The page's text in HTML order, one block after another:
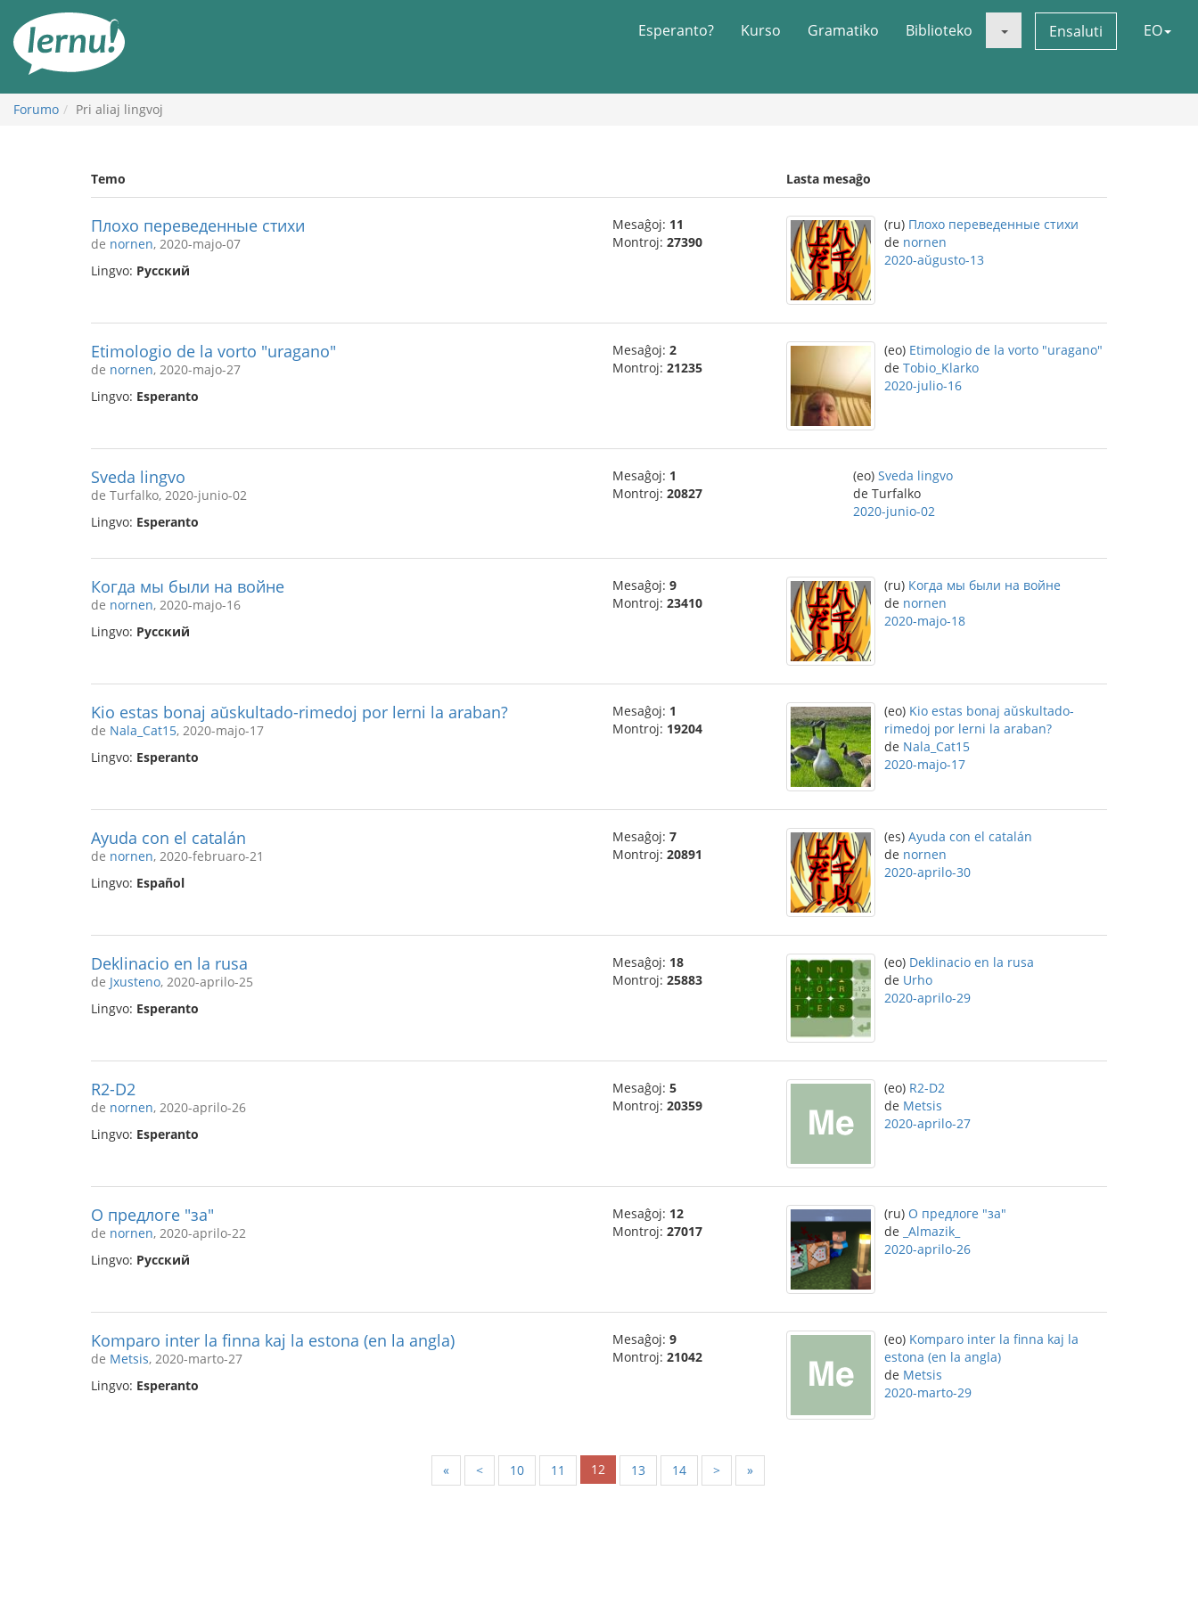
enhavo
Esperanto? Kurso Gramatiko Biblioteko Ensaluti EO
Forumo Pri aliaj lingvoj
Temo Lasta mesaĝo
Плохо переведенные стихи
de nornen, 2020-majo-07
Lingvo: Русский
Mesaĝoj: 11
Montroj: 27390
(ru) Плохо переведенные стихи
de nornen
2020-aŭgusto-13
Etimologio de la vorto "uragano"
de nornen, 2020-majo-27
Lingvo: Esperanto
Mesaĝoj: 2
Montroj: 21235
(eo) Etimologio de la vorto "uragano"
de Tobio_Klarko
2020-julio-16
Sveda lingvo
de Turfalko, 2020-junio-02
Lingvo: Esperanto
Mesaĝoj: 1
Montroj: 20827
(eo) Sveda lingvo
de Turfalko
2020-junio-02
Когда мы были на войне
de nornen, 2020-majo-16
Lingvo: Русский
Mesaĝoj: 9
Montroj: 23410
(ru) Когда мы были на войне
de nornen
2020-majo-18
Kio estas bonaj aŭskultado-rimedoj por lerni la araban?
de Nala_Cat15, 2020-majo-17
Lingvo: Esperanto
Mesaĝoj: 1
Montroj: 19204
(eo) Kio estas bonaj aŭskultado-
rimedoj por lerni la araban?
de Nala_Cat15
2020-majo-17
Ayuda con el catalán
de nornen, 2020-februaro-21
Lingvo: Español
Mesaĝoj: 7
Montroj: 20891
(es) Ayuda con el catalán
de nornen
2020-aprilo-30
Deklinacio en la rusa
de Jxusteno, 2020-aprilo-25
Lingvo: Esperanto
Mesaĝoj: 18
Montroj: 25883
(eo) Deklinacio en la rusa
de Urho
2020-aprilo-29
R2-D2
de nornen, 2020-aprilo-26
Lingvo: Esperanto
Mesaĝoj: 5
Montroj: 20359
(eo) R2-D2
de Metsis
2020-aprilo-27
О предлоге "за"
de nornen, 2020-aprilo-22
Lingvo: Русский
Mesaĝoj: 12
Montroj: 27017
(ru) О предлоге "за"
de _Almazik_
2020-aprilo-26
Komparo inter la finna kaj la estona (en la angla)
de Metsis, 2020-marto-27
Lingvo: Esperanto
Mesaĝoj: 9
Montroj: 21042
(eo) Komparo inter la finna kaj la
estona (en la angla)
de Metsis
2020-marto-29
« < 10 11 12 13 14 > »